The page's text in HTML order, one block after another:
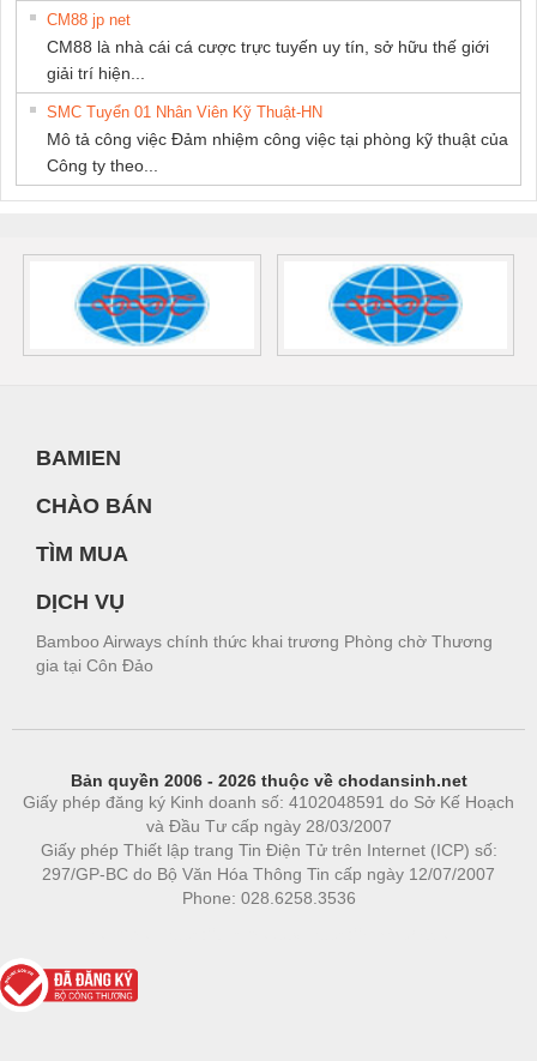
CM88 jp net
CM88 là nhà cái cá cược trực tuyến uy tín, sở hữu thế giới
giải trí hiện...
SMC Tuyển 01 Nhân Viên Kỹ Thuật-HN
Mô tả công việc Đảm nhiệm công việc tại phòng kỹ thuật của
Công ty theo...
BAMIEN
CHÀO BÁN
TÌM MUA
DỊCH VỤ
Bamboo Airways chính thức khai trương Phòng chờ Thương
gia tại Côn Đảo
Bản quyền 2006 - 2026 thuộc về chodansinh.net
Giấy phép đăng ký Kinh doanh số: 4102048591 do Sở Kế Hoạch
và Đầu Tư cấp ngày 28/03/2007
Giấy phép Thiết lập trang Tin Điện Tử trên Internet (ICP) số:
297/GP-BC do Bộ Văn Hóa Thông Tin cấp ngày 12/07/2007
Phone: 028.6258.3536